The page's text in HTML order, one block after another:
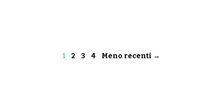
1 2 3 4 Meno recenti →